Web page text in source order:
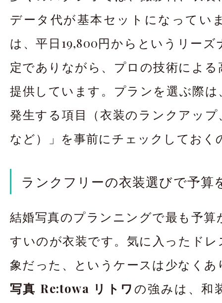
データ代が基本セットになってい
は、平日19,800円からというリー
定でありながら、プロの技術による
提供しています。プランを選ぶ際は
発生する項目（衣装のランクアップ
など）」を事前にチェックしておく
ランクフリーの衣装選びで予算
結婚写真のプランニングで最も予算
すいのが衣装です。気に入ったドレ
象だった、というケースは少なくあ
写真 Re:towa リトワ の強みは、和